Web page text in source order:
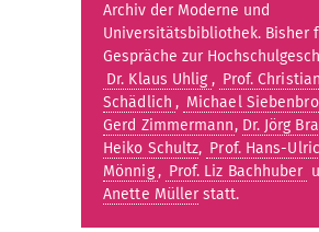
Archiv der Moderne und
Universitätsbibliothek. Bisher
Gespräche zur
Dr. Klaus Uhlig , Prof. Christian
Schädlich , Michael
Gerd Zimmermann, Dr. Jörg
Heiko Schultz, Prof. Hans-
Mönnig, Prof. Liz Bachhuber
Anette Müller statt.